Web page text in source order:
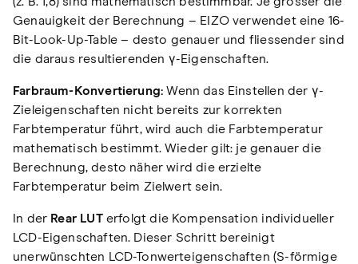
Genauigkeit der Berechnung – EIZO verwendet eine 16-
Bit-Look-Up-Table – desto genauer und fliessender sind
die daraus resultierenden γ-Eigenschaften.
Farbraum-Konvertierung: Wenn das Einstellen der γ-
Zieleigenschaften nicht bereits zur korrekten
Farbtemperatur führt, wird auch die Farbtemperatur
mathematisch bestimmt. Wieder gilt: je genauer die
Berechnung, desto näher wird die erzielte
Farbtemperatur beim Zielwert sein.
In der Rear LUTerfolgt die Kompensation individueller
LCD-Eigenschaften. Dieser Schritt bereinigt
unerwünschten LCD-Tonwerteigenschaften (S-förmige